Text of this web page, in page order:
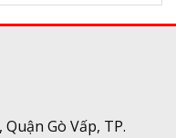
Gò Vấp, TP.